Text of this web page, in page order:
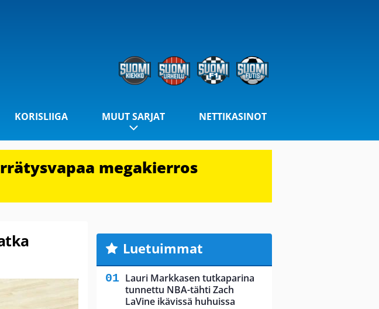
KORISLIIGA MUUT SARJAT NETTIKASINOT
megakierros
Luetuimmat
Lauri Markkasen tutkaparina
tunnettu NBA-tähti Zach
LaVine ikävissä huhuissa